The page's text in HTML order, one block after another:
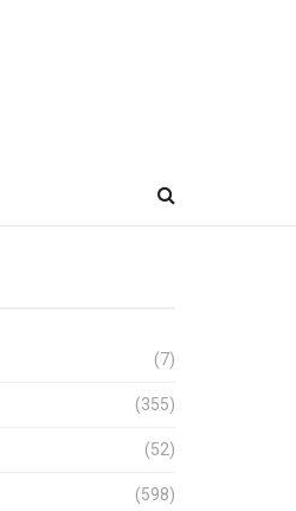
(7)
(355)
(52)
(598)